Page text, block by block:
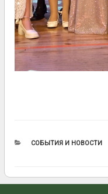
РУБРИКИ
СОБЫТИЯ И НОВОСТИ